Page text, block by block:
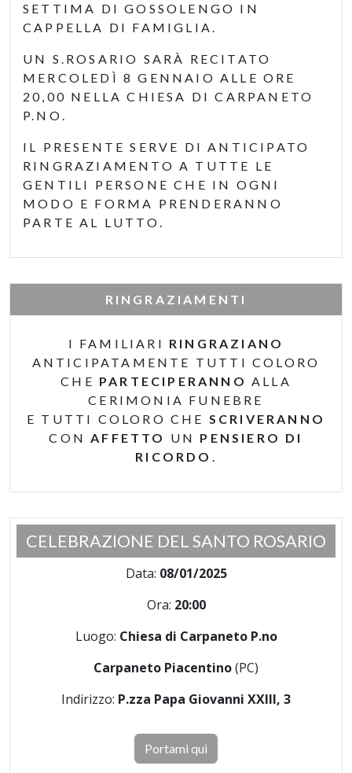
SETTIMA DI GOSSOLENGO IN
CAPPELLA DI FAMIGLIA.
UN S.ROSARIO SARÀ RECITATO
MERCOLEDÌ 8 GENNAIO ALLE ORE
20,00 NELLA CHIESA DI CARPANETO
P.NO.
IL PRESENTE SERVE DI ANTICIPATO
RINGRAZIAMENTO A TUTTE LE
GENTILI PERSONE CHE IN OGNI
MODO E FORMA PRENDERANNO
PARTE AL LUTTO.
RINGRAZIAMENTI
I FAMILIARI RINGRAZIANO
ANTICIPATAMENTE TUTTI COLORO
CHE PARTECIPERANNO ALLA
CERIMONIA FUNEBRE
E TUTTI COLORO CHE SCRIVERANNO
CONAFFETTO UN PENSIERO DI
RICORDO .
CELEBRAZIONE DEL SANTO ROSARIO
Data: 08/01/2025
Ora: 20:00
Luogo: Chiesa di Carpaneto P.no
Carpaneto Piacentino(PC)
Indirizzo: P.zza Papa Giovanni XXIII, 3
Portami qui